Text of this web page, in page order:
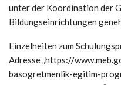
unter der Koordination der
Bildungseinrichtungen
Einzelheiten zum
Adresse „https://
basogretmenlik-egitim-